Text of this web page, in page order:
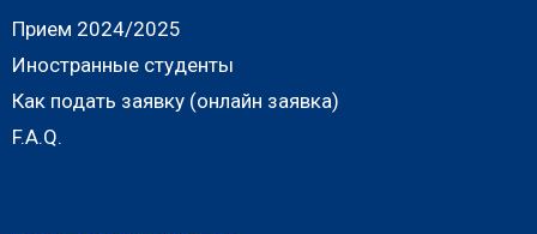
Прием 2024/2025
Иностранные студенты
Как подать заявку (онлайн заявка)
F.A.Q.